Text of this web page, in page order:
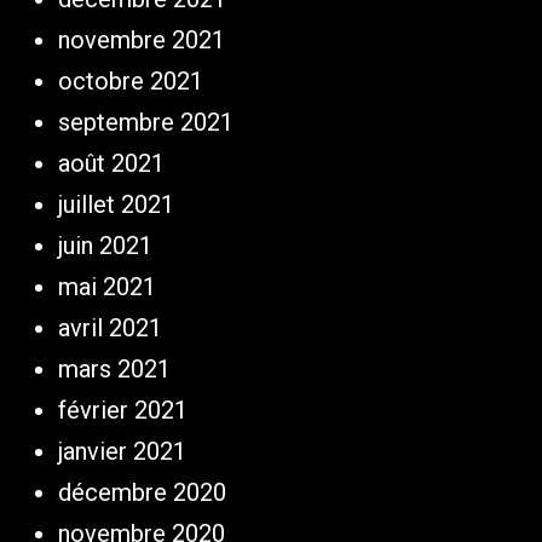
novembre 2021
octobre 2021
septembre 2021
août 2021
juillet 2021
juin 2021
mai 2021
avril 2021
mars 2021
février 2021
janvier 2021
décembre 2020
novembre 2020